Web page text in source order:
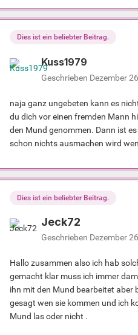
Dies ist ein beliebter Beitrag.
Kuss1979
Geschrieben Dezember
naja ganz ungebeten kann es
du dich vor einen fremden Mann
den Mund genommen. Dann ist
schon nichts ausmachen wird
Dies ist ein beliebter Beitrag.
Jeck72
Geschrieben Dezember
Hallo zusammen also ich hab
gemacht klar muss ich immer
ihn mit den Mund bearbeitet aber
gesagt wen sie kommen und ich
Mund las oder nicht .